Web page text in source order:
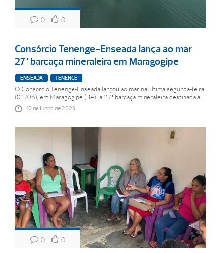
0 0
Consórcio Tenenge-Enseada lança ao mar
27ª barcaça mineraleira em Maragogipe
ENSEADA TENENGE
O Consórcio Tenenge-Enseada lançou ao mar na última segunda-feira
(01/06), em Maragogipe (BA), a 27ª barcaça mineraleira destinada à...
10 de Junho de 2026
0 0